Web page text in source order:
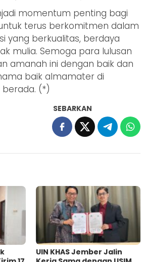
momentum penting bagi
terus berkomitmen dalam
yang berkualitas, berdaya
mulia. Semoga para lulusan
amanah ini dengan baik dan
baik almamater di
(*)
SEBARKAN
UIN KHAS Jember Jalin